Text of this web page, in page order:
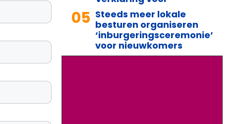
05 Steeds meer lokale
besturen organiseren
‘inburgeringsceremonie’
voor nieuwkomers